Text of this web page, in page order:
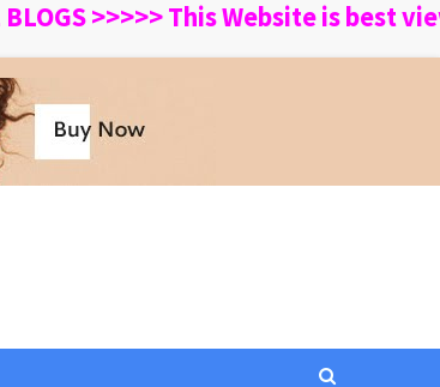
>>>>> This Website is best